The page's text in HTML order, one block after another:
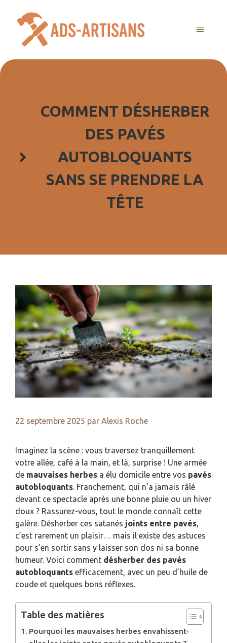
MENU
COMMENT DÉSHERBER
DES PAVÉS
AUTOBLOQUANTS
SANS SE PRENDRE LA
TÊTE
22 septembre 2025 par Alexis Roche
Imaginez la scène : vous traversez tranquillement
votre allée, café à la main, et là, surprise ! Une armée
de mauvaises herbes a élu domicile entre vos pavés
autobloquants. Franchement, qui n’a jamais râlé
devant ce spectacle après une bonne pluie ou un hiver
doux ? Rassurez-vous, tout le monde connaît cette
galère. Désherber ces satanés joints entre pavés,
c’est rarement un plaisir… mais il existe des astuces
pour s’en sortir sans y laisser son dos ni sa bonne
humeur. Voici comment désherber des pavés
autobloquants efficacement, avec un peu d’huile de
coude et quelques bons réflexes.
Table des matières
Pourquoi les mauvaises herbes envahissent-